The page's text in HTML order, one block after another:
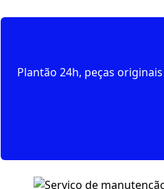
Plantão 24h, peças